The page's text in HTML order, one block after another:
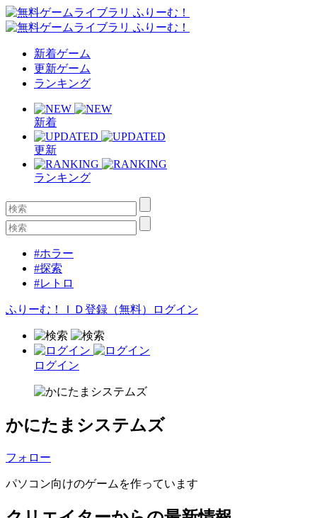
新着ゲーム
更新ゲーム
ランキング
新着
更新
ランキング
#ホラー
#探索
#レトロ
ふりーむ！ＩＤ登録（無料） ログイン
ログイン
かにたまシステムズ
フォロー
パソコン向けのゲームを作っています